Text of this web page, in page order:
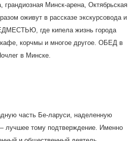
Минск-арена, Октябрьская
оживут в рассказе экскурсовода и
где кипела жизнь города
кафе, корчмы и многое другое. ОБЕД в
в Минске.
часть Бе-ларуси, наделенную
лучшее тому подтверждение. Именно